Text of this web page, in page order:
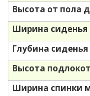
Высота от пола
Ширина сиденья
Глубина сиденья
Высота
Ширина спинки